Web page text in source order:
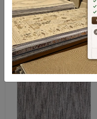
Ücretsiz Kargo Hızlı Teslimat